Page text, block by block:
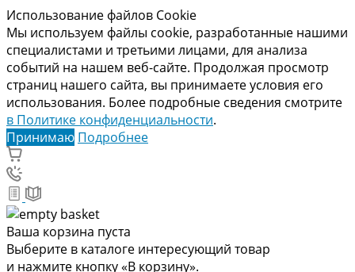
Использование файлов Cookie
Мы используем файлы cookie, разработанные нашими
специалистами и третьими лицами, для анализа
событий на нашем веб-сайте. Продолжая просмотр
страниц нашего сайта, вы принимаете условия его
использования. Более подробные сведения смотрите
в Политике конфиденциальности.
Принимаю Подробнее
Ваша корзина пуста
Выберите в каталоге интересующий товар
и нажмите кнопку «В корзину».